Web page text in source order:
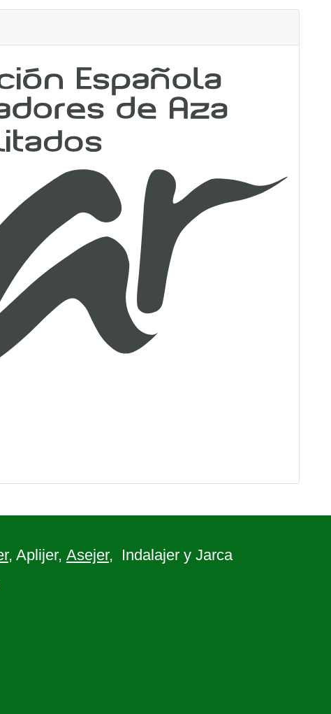
, Aplijer, Asejer, Indalajer y Jarca